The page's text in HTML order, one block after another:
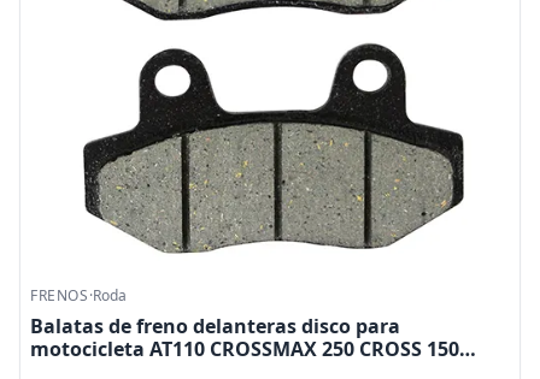
FRENOS·Roda
Balatas de freno delanteras disco para
motocicleta AT110 CROSSMAX 250 CROSS 150